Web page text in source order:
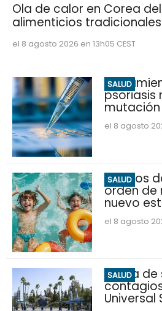
Ola de calor en Corea
alimenticios tradicionales
el 8 agosto 2026 en 13h05 CEST
SALUD
psoriasis
el 8 agosto
SALUD
Riesgos
orden de
nuevo
el 8 agosto
SALUD
Alerta
Universal